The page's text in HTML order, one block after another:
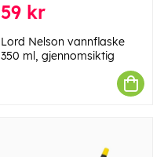
59 kr
Lord Nelson vannflaske
350 ml, gjennomsiktig